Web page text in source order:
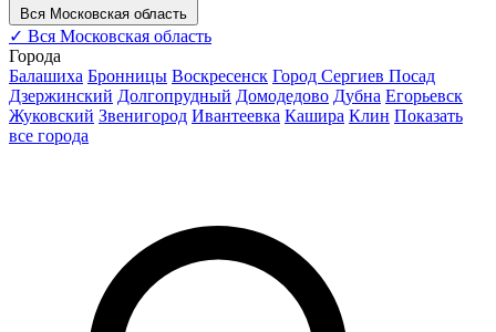
Вся Московская область
✓ Вся Московская область
Города
Балашиха Бронницы Воскресенск Город Сергиев Посад
Дзержинский Долгопрудный Домодедово Дубна Егорьевск
Жуковский Звенигород Ивантеевка Кашира Клин Показать
все города